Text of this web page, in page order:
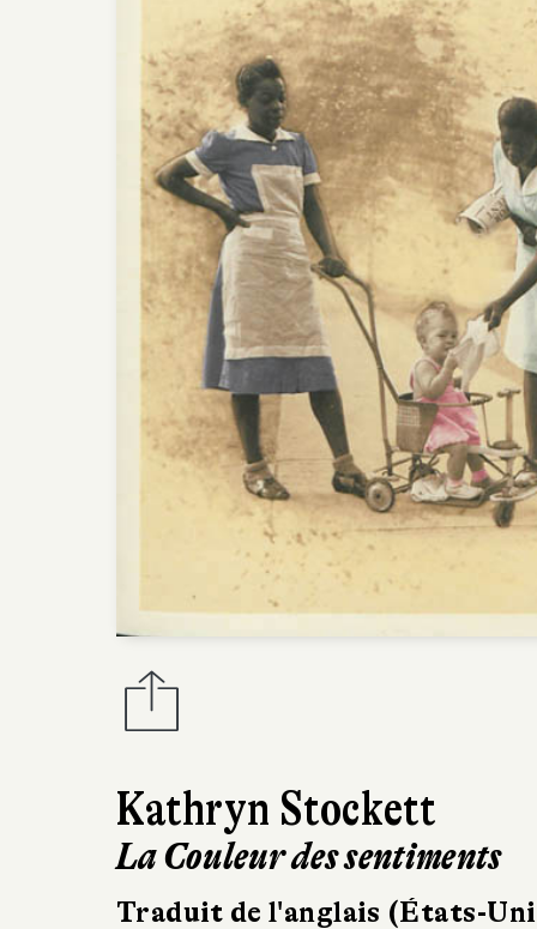
Kathryn Stockett
La Couleur des sentiments
Traduit de l'anglais (États-